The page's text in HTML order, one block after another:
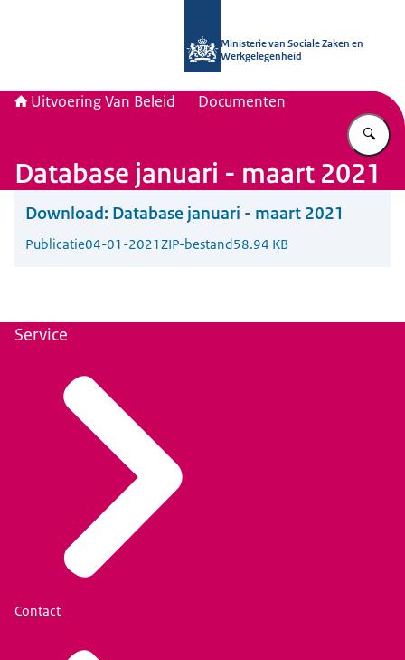
Ministerie van Sociale Zaken en
Werkgelegenheid
Uitvoering Van Beleid Documenten
Database januari - maart 2021
Download: Database januari - maart 2021
Publicatie04-01-2021ZIP-bestand58.94 KB
Service
Contact